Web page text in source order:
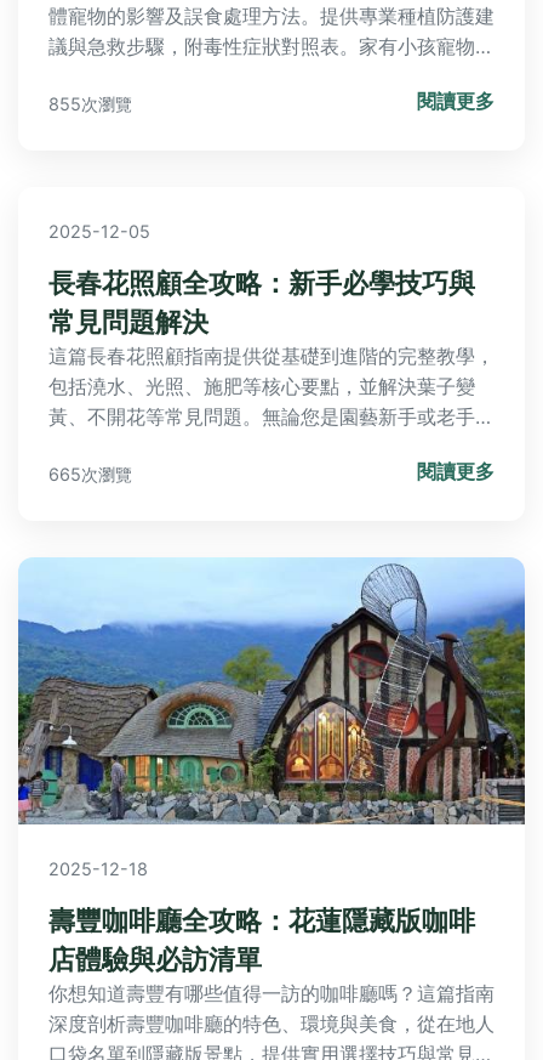
體寵物的影響及誤食處理方法。提供專業種植防護建
議與急救步驟，附毒性症狀對照表。家有小孩寵物必
855次瀏覽 閱讀更多
2025-12-05
長春花照顧全攻略：新手必學技巧與
常見問題解決
這篇長春花照顧指南提供從基礎到進階的完整教學，
包括澆水、光照、施肥等核心要點，並解決葉子變
黃、不開花等常見問題。無論您是園藝新手或老手，
長春花。
665次瀏覽 閱讀更多
2025-12-18
壽豐咖啡廳全攻略：花蓮隱藏版咖啡
店體驗與必訪清單
你想知道壽豐有哪些值得一訪的咖啡廳嗎？這篇指南
深度剖析壽豐咖啡廳的特色、環境與美食，從在地人
口袋名單到隱藏版景點，提供實用選擇技巧與常見問